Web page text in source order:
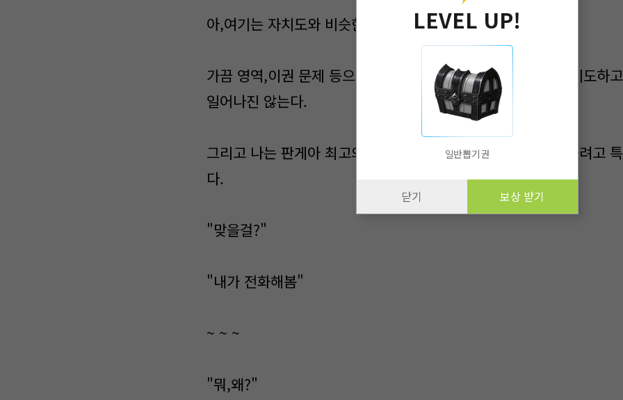
아,여기는 자치도와 비슷한 개념으로 부족이 있다.
가끔 영역,이권 문제 등으로 전쟁하긴 하는데 대통령이 중재하기도하
일어나진 않는다.
그리고 나는 판게아 최고의 용병단인 롱기누스 용병단에 들어가려고
다.
"맞을걸?"
"내가 전화해봄"
~ ~ ~
"뭐,왜?"
LEVEL UP!
일반뽑기권
닫기 보상 받기